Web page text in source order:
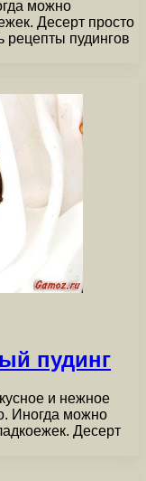
можно
Десерт просто
рецепты пудингов
пудинг
и нежное
Иногда можно
Десерт